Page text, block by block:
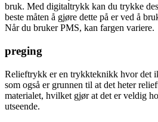
bruk. Med digitaltrykk kan du trykke
beste måten å gjøre dette på er ved å
Når du bruker PMS, kan fargen variere.
preging
Relieftrykk er en trykkteknikk hvor det
som også er grunnen til at det heter
materialet, hvilket gjør at det er veldig
utseende.